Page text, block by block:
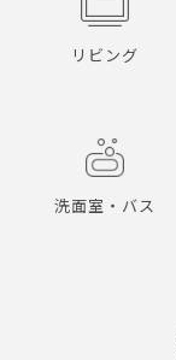
リビング
洗面室・バス